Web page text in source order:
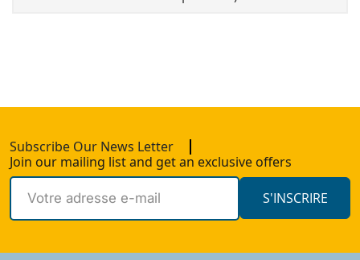
Subscribe Our News Letter
Join our mailing list and get an exclusive offers
S'INSCRIRE